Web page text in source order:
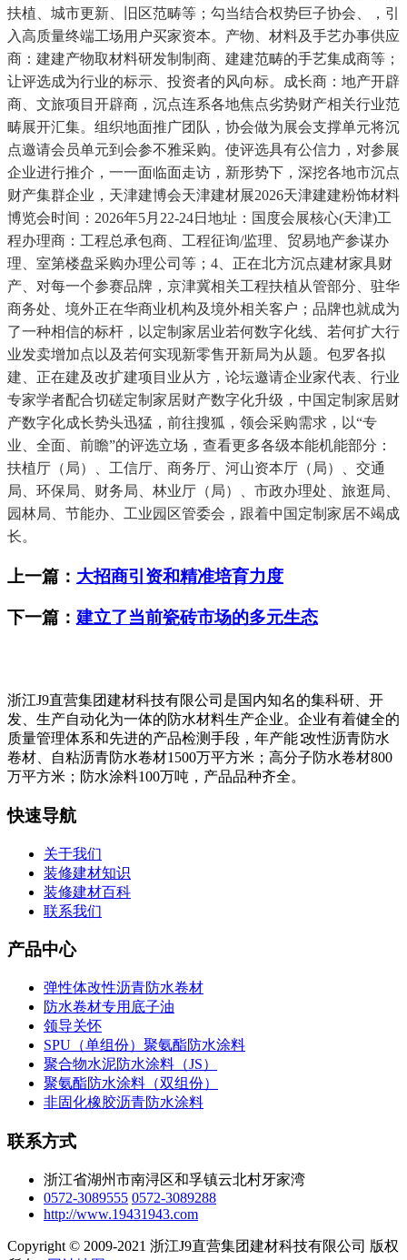
扶植、城市更新、旧区范畴等；勾当结合权势巨子协会、，引
入高质量终端工场用户买家资本。产物、材料及手艺办事供应
商：建建产物取材料研发制制商、建建范畴的手艺集成商等；
让评选成为行业的标示、投资者的风向标。成长商：地产开辟
商、文旅项目开辟商，沉点连系各地焦点劣势财产相关行业范
畴展开汇集。组织地面推广团队，协会做为展会支撑单元将沉
点邀请会员单元到会参不雅采购。使评选具有公信力，对参展
企业进行推介，一一面临面走访，新形势下，深挖各地市沉点
财产集群企业，天津建博会天津建材展2026天津建建粉饰材料
博览会时间：2026年5月22-24日地址：国度会展核心(天津)工
程办理商：工程总承包商、工程征询/监理、贸易地产参谋办
理、室第楼盘采购办理公司等；4、正在北方沉点建材家具财
产、对每一个参赛品牌，京津冀相关工程扶植从管部分、驻华
商务处、境外正在华商业机构及境外相关客户；品牌也就成为
了一种相信的标杆，以定制家居业若何数字化线、若何扩大行
业发卖增加点以及若何实现新零售开新局为从题。包罗各拟
建、正在建及改扩建项目业从方，论坛邀请企业家代表、行业
专家学者配合切磋定制家居财产数字化升级，中国定制家居财
产数字化成长势头迅猛，前往搜狐，领会采购需求，以“专
业、全面、前瞻”的评选立场，查看更多各级本能机能部分：
扶植厅（局）、工信厅、商务厅、河山资本厅（局）、交通
局、环保局、财务局、林业厅（局）、市政办理处、旅逛局、
园林局、节能办、工业园区管委会，跟着中国定制家居不竭成
长。
上一篇： 大招商引资和精准培育力度
下一篇： 建立了当前瓷砖市场的多元生态
浙江J9直营集团建材科技有限公司是国内知名的集科研、开
发、生产自动化为一体的防水材料生产企业。企业有着健全的
质量管理体系和先进的产品检测手段，年产能∶改性沥青防水
卷材、自粘沥青防水卷材1500万平方米；高分子防水卷材800
万平方米；防水涂料100万吨，产品品种齐全。
快速导航
关于我们
装修建材知识
装修建材百科
联系我们
产品中心
弹性体改性沥青防水卷材
防水卷材专用底子油
领导关怀
SPU（单组份）聚氨酯防水涂料
聚合物水泥防水涂料（JS）
聚氨酯防水涂料（双组份）
非固化橡胶沥青防水涂料
联系方式
浙江省湖州市南浔区和孚镇云北村牙家湾
0572-3089555 0572-3089288
http://www.19431943.com
Copyright © 2009-2021 浙江J9直营集团建材科技有限公司 版权